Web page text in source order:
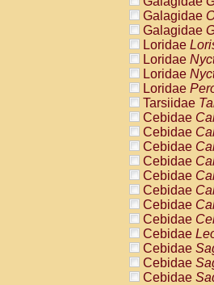
Galagidae
Galagidae
Loridae
Loridae
Loridae
Loridae
Tarsiidae
Cebidae
Cebidae
Cebidae
Cebidae
Cebidae
Cebidae
Cebidae
Cebidae
Cebidae
Cebidae
Cebidae
Cebidae